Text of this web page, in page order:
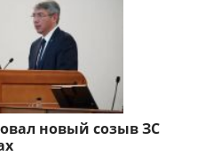
новый созыв ЗС